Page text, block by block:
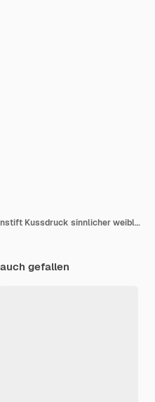
Vektor leuchtend rosa Lippenstift Kussdruck sinnlicher weiblicher Lippenabdruck auf weißem Hintergrund
gefallen